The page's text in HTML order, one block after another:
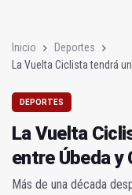
Inicio
Deportes
La Vuelta Ciclista tendrá
DEPORTES
La Vuelta
entre Úbeda y
Más de una década